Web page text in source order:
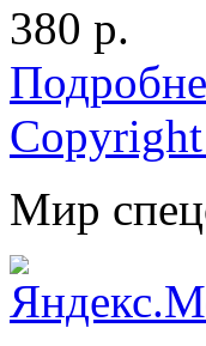
380 р.
Мир